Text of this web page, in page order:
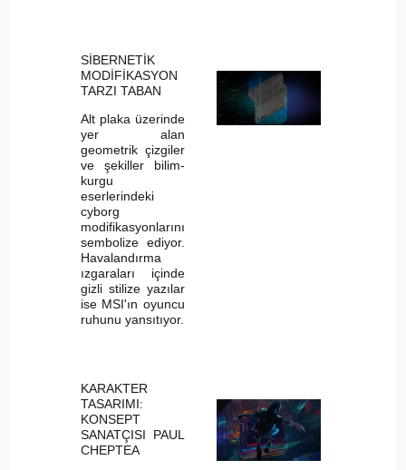
SİBERNETİK
MODİFİKASYON
TARZI TABAN
Alt plaka üzerinde
yer alan
geometrik çizgiler
ve şekiller bilim-
kurgu
eserlerindeki
cyborg
modifikasyonlarını
sembolize ediyor.
Havalandırma
ızgaraları içinde
gizli stilize yazılar
ise MSI'ın oyuncu
ruhunu yansıtıyor.
KARAKTER
TASARIMI:
KONSEPT
SANATÇISI PAUL
CHEPTEA